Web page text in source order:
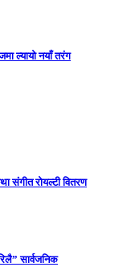
ल्यायो नयाँ तरंग
संगीत रोयल्टी वितरण
सार्वजनिक